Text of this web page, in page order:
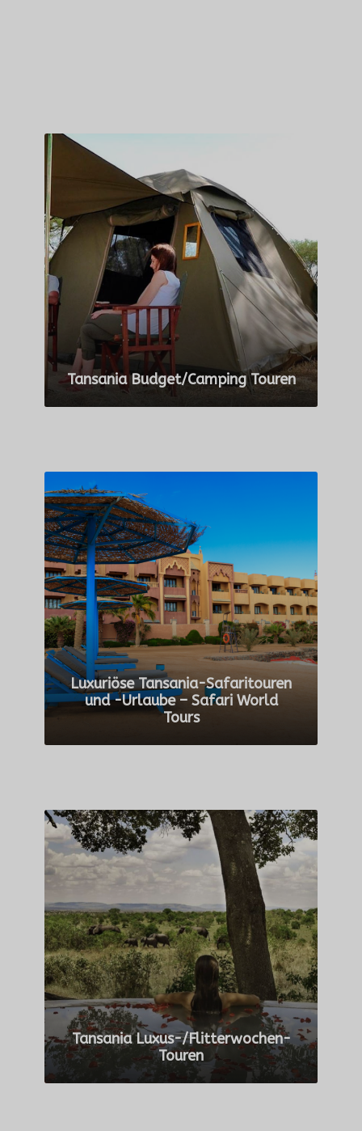
Tansania Budget/Camping Touren
Luxuriöse Tansania-Safaritouren
und -Urlaube – Safari World
Tours
Tansania Luxus-/Flitterwochen-
Touren